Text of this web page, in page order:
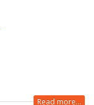
Read more...